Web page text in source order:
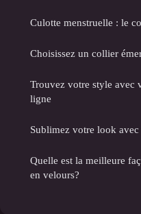
Culotte menstruelle : le
Choisissez un collier
Trouvez votre style avec
ligne
Sublimez votre look
Quelle est la meilleure
en velours?